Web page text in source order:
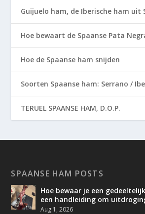
Guijuelo ham, de Iberische ham uit
Hoe bewaart de Spaanse Pata
Hoe de Spaanse ham snijden
Soorten Spaanse ham: Serrano /
TERUEL SPAANSE HAM, D.O.P.
SPAANSE HAM POSTS
Hoe bewaar je een
een handleiding om
Aug 1, 2026